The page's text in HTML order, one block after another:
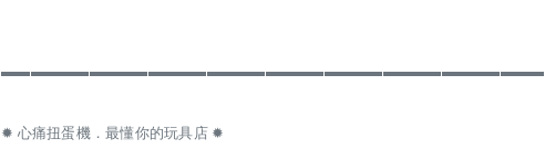
▬▬▬▬▬▬▬▬▬▬▬▬▬▬▬▬▬▬▬▬▬▬▬▬▬▬▬▬▬▬▬▬▬▬▬▬▬
✹ 心痛扭蛋機．最懂你的玩具店 ✹